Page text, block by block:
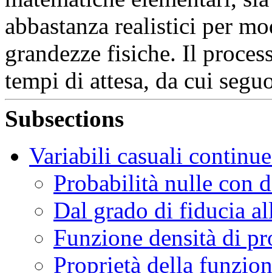
abbastanza realistici per
grandezze fisiche. Il
tempi di attesa, da cui
Subsections
Variabili casuali
Probabilità nulle con
Dal grado di fiducia
Funzione densità di
Proprietà della